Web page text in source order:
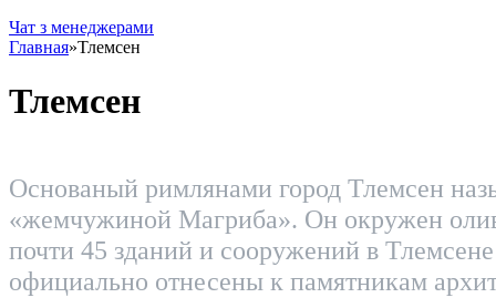
Чат з менеджерами
Главная»Тлемсен
Тлемсен
Основаный римлянами город Тлемсен
«жемчужиной Магриба». Он окружен
почти 45 зданий и сооружений в
официально отнесены к памятникам